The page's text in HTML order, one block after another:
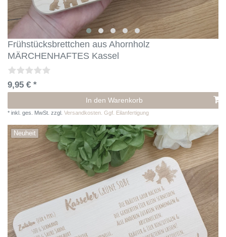
Frühstücksbrettchen aus Ahornholz
MÄRCHENHAFTES Kassel
9,95 € *
In den Warenkorb
* inkl. ges. MwSt. zzgl. Versandkosten. Ggf. Eilanfertigung
Neuheit